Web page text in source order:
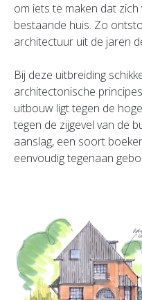
om iets te maken dat
bestaande huis. Zo
architectuur uit de jaren
Bij deze uitbreiding
architectonische
uitbouw ligt tegen de
tegen de zijgevel van de
aanslag, een soort
eenvoudig tegenaan